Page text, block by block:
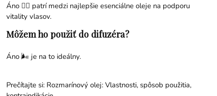
Áno 💇‍♀️ patrí medzi najlepšie esenciálne oleje na podporu
vitality vlasov.
Môžem ho použiť do difuzéra?
Áno 🌬️ je na to ideálny.
Prečítajte si: Rozmarínový olej: Vlastnosti, spôsob použitia,